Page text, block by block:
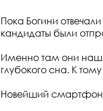
Пока Богини
кандидаты были
Именно там они
глубокого сна. К
Новейший